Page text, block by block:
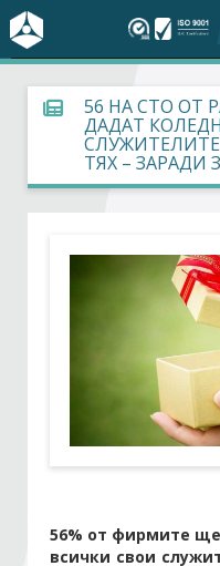
За БСК
На фокус
Актуално
Арбитражен съд
Стани член
56 НА СТО ОТ
ДАДАТ
ТЯХ – ЗАРАДИ
56% от фирмите
всички свои